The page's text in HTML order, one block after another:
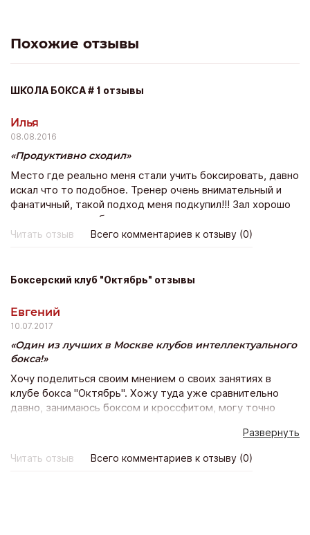
Похожие отзывы
ШКОЛА БОКСА # 1 отзывы
Илья
08.08.2016
Продуктивно сходил
Место где реально меня стали учить боксировать, давно
искал что то подобное. Тренер очень внимательный и
фанатичный, такой подход меня подкупил!!! Зал хорошо
оснащен, в плане бокса тут есть все что можно
пожелать
Читать отзыв Всего комментариев к отзыву (0)
Боксерский клуб "Октябрь" отзывы
Евгений
10.07.2017
Один из лучших в Москве клубов интеллектуального
бокса!
Хочу поделиться своим мнением о своих занятиях в
клубе бокса "Октябрь". Хожу туда уже сравнительно
давно, занимаюсь боксом и кроссфитом, могу точно
отличий от занятий в фитнес-клубах, тут узкая
специализация, всего две дисциплины — бокс и
кроссфит. Это так называемый моно-клуб, т.е. клуб
Развернуть
Читать отзыв Всего комментариев к отзыву (0)